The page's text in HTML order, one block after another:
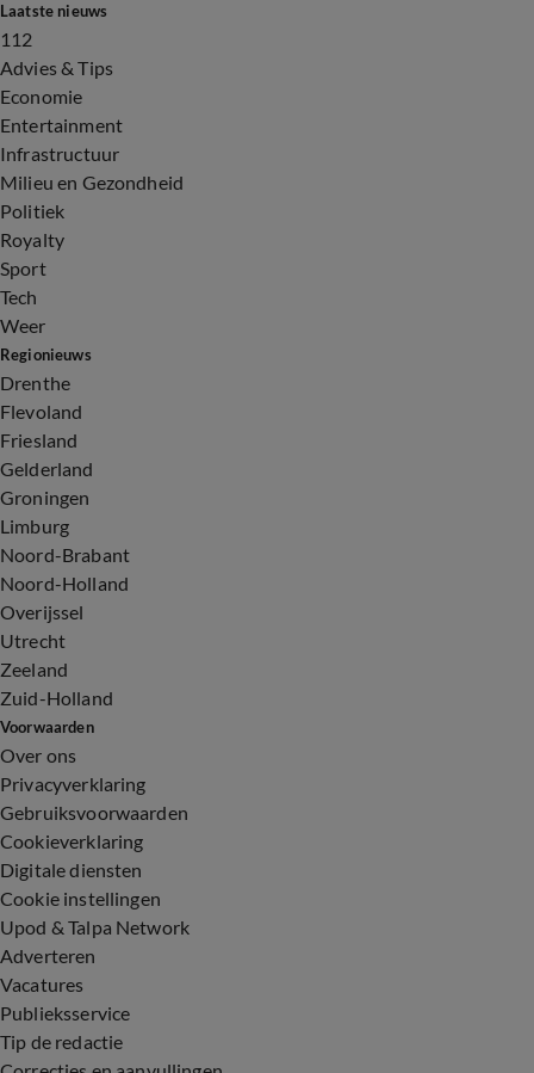
Laatste nieuws
112
Advies & Tips
Economie
Entertainment
Infrastructuur
Milieu en Gezondheid
Politiek
Royalty
Sport
Tech
Weer
Regionieuws
Drenthe
Flevoland
Friesland
Gelderland
Groningen
Limburg
Noord-Brabant
Noord-Holland
Overijssel
Utrecht
Zeeland
Zuid-Holland
Voorwaarden
Over ons
Privacyverklaring
Gebruiksvoorwaarden
Cookieverklaring
Digitale diensten
Cookie instellingen
Upod & Talpa Network
Adverteren
Vacatures
Publieksservice
Tip de redactie